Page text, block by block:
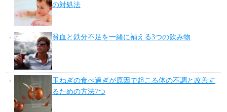
の対処法
貧血と鉄分不足を一緒に補える3つの飲み物
玉ねぎの食べ過ぎが原因で起こる体の不調と改善す
るための方法7つ